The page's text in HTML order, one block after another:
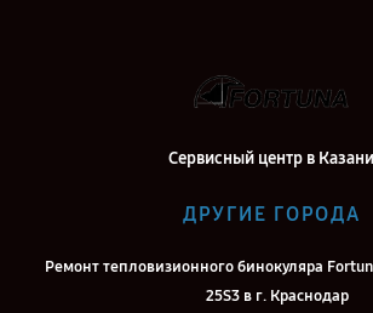
Сервисный центр в Казани
ДРУГИЕ ГОРОДА
Ремонт тепловизионного бинокуляра
25S3 в г. Краснодар